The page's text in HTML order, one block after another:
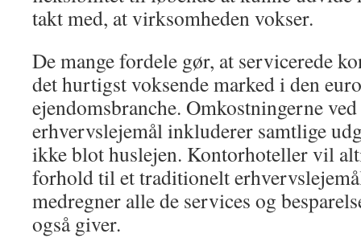
takt med, at virksomheden vokser.
De mange fordele gør, at servicerede
det hurtigst voksende marked i den
ejendomsbranche. Omkostningerne
erhvervslejemål inkluderer samtlige
ikke blot huslejen. Kontorhoteller vil
forhold til et traditionelt
medregner alle de services og
også giver.